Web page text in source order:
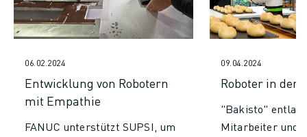
PUNKTSCHWEISSEN
VISION INSPEKTION
DRAHTERODIERMASCHINE
FALLBEISPIELE
KUNDENBETREUUNG
FIELD & WARTUNG
06.02.2024
Entwicklung von Robotern
mit Empathie
FANUC unterstützt SUPSI, um
09.04.2024
Roboter in der
"Bakisto"
Mitarbeiter und